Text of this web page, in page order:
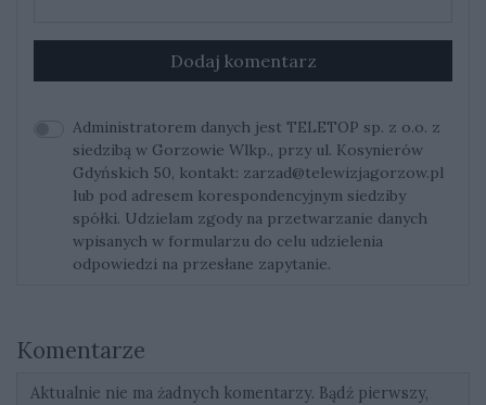
Dodaj komentarz
Administratorem danych jest TELETOP sp. z o.o. z
siedzibą w Gorzowie Wlkp., przy ul. Kosynierów
Gdyńskich 50, kontakt: zarzad@telewizjagorzow.pl
lub pod adresem korespondencyjnym siedziby
spółki. Udzielam zgody na przetwarzanie danych
wpisanych w formularzu do celu udzielenia
odpowiedzi na przesłane zapytanie.
Komentarze
Aktualnie nie ma żadnych komentarzy. Bądź pierwszy,